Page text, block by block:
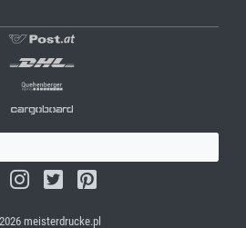
meisterdrucke.pl